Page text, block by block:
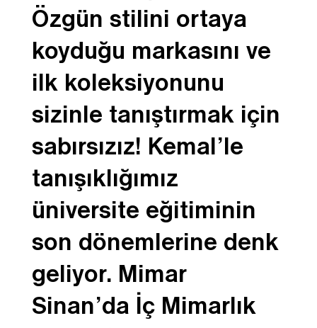
Özgün stilini ortaya
koyduğu markasını ve
ilk koleksiyonunu
sizinle tanıştırmak için
sabırsızız! Kemal’le
tanışıklığımız
üniversite eğitiminin
son dönemlerine denk
geliyor. Mimar
Sinan’da İç Mimarlık